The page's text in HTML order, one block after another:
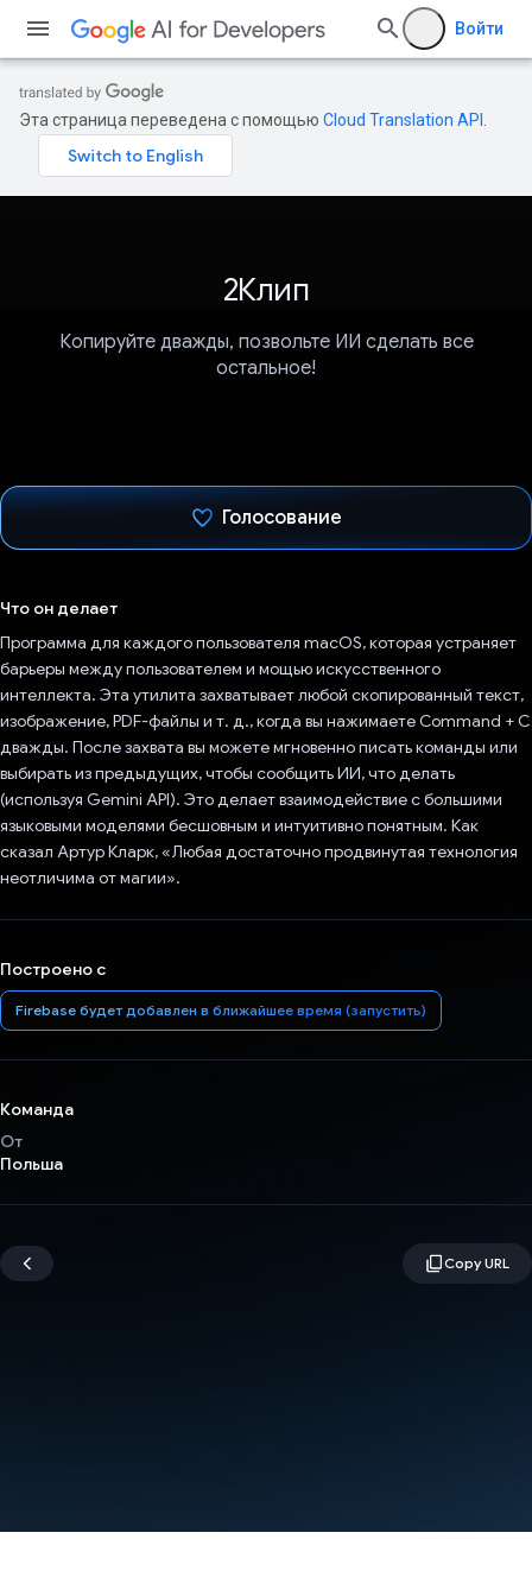
Войти
Эта страница переведена с помощью Cloud Translation API
2Клип
Копируйте дважды, позвольте ИИ сделать все
остальное!
Голосование
Что он делает
Программа для каждого пользователя macOS, которая устраняет
барьеры между пользователем и мощью искусственного
интеллекта. Эта утилита захватывает любой скопированный текст,
изображение, PDF-файлы и т. д., когда вы нажимаете Command + C
дважды. После захвата вы можете мгновенно писать команды или
выбирать из предыдущих, чтобы сообщить ИИ, что делать
(используя Gemini API). Это делает взаимодействие с большими
языковыми моделями бесшовным и интуитивно понятным. Как
сказал Артур Кларк, «Любая достаточно продвинутая технология
неотличима от магии».
Построено с
Firebase будет добавлен в ближайшее время (запустить)
Команда
От
Польша